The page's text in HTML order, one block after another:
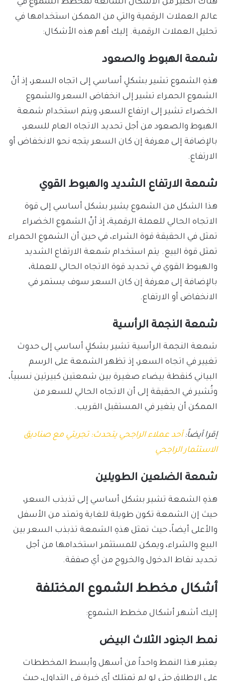
هناك الكثير من الأشكال الشائعة لمخطط الشموع في
عالم العملات الرقمية والتي من الممكن استخدامها في
تحليل العملات الرقمية. إليك أهم هذه الأشكال:
شمعة الهبوط والصعود
هذهِ الشموع تشير بشكلٍ أساسي إلى اتجاه السعر، إذ أنّ
الشموع الحمراء تشير إلى انخفاض السعر والشموع
الخضراء تشير إلى ارتفاع السعر، ويتم استخدام شمعة
الهبوط والصعود من أجل تحديد الاتجاه العام للسعر،
بالإضافة إلى معرفة إن كان السعر يتجه نحو الانخفاض أو
الارتفاع.
شمعة الارتفاع الشديد والهبوط القوي
هذا الشكل من الشموع يشير بشكل أساسي إلى قوة
الاتجاه الحالي للعملة الرقمية، إذ أنّ الشموع الخضراء
تمثل في الحقيقة قوة الشراء، في حين أن الشموع الحمراء
تمثل قوة البيع. يتم استخدام شمعة الارتفاع الشديد
والهبوط القوي في تحديد قوة الاتجاه الحالي للعملة،
بالإضافة إلى معرفة إن كان السعر سوف يستمر في
الانخفاض أو الارتفاع.
شمعة النجمة الرأسية
شمعة النجمة الرأسية تشير بشكلٍ أساسي إلى حدوث
تغيير في اتجاه السعر، إذ تظهر الشمعة على الرسم
البياني كنقطة بيضاء صغيرة بين شمعتين كبيرتين نسبياً،
وتُشير في الحقيقة إلى أن الاتجاه الحالي للسعر من
الممكن أن يتغير في المستقبل القريب.
إقرا أيضاً:أحد عملاء الراجحي يتحدث: تجربتي مع صناديق
الاستثمار الراجحي
شمعة الضلعين الطويلين
هذهِ الشمعة تشير بشكل أساسي إلى تذبذب السعر،
حيث إن الشمعة تكون طويلة للغاية وتمتد من الأسفل
والأعلى أيضاً، حيث تمثل هذهِ الشمعة تذبذب السعر بين
البيع والشراء، ويمكن للمستثمر استخدامها من أجل
تحديد نقاط الدخول والخروج من أي صفقة.
أشكال مخطط الشموع المختلفة
إليك أشهر أشكال مخطط الشموع:
نمط الجنود الثلاث البيض
يعتبر هذا النمط واحداً من أسهل وأبسط المخططات
على الإطلاق حتى لو لم تمتلك أي خبرة في التداول، حيث